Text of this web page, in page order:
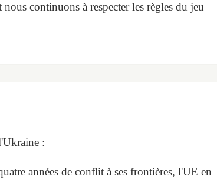
continuons à respecter les règles du jeu
:
années de conflit à ses frontières, l'UE en